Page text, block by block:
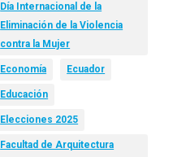
Día Internacional de la
Eliminación de la Violencia
contra la Mujer
Economía Ecuador
Educación
Elecciones 2025
Facultad de Arquitectura